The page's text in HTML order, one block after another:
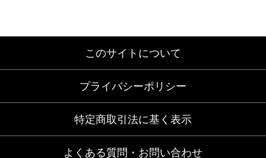
このサイトについて
プライバシーポリシー
特定商取引法に基く表示
よくある質問・お問い合わせ